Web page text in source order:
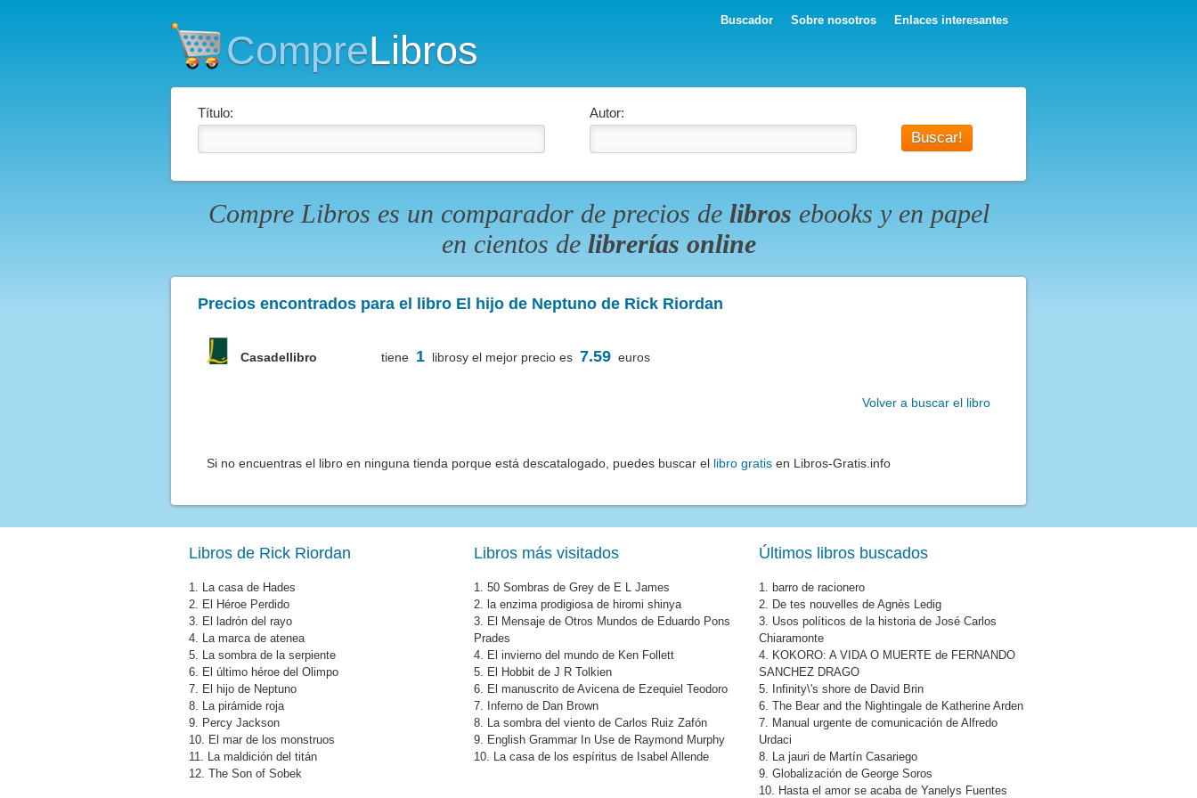
Buscador Sobre nosotros Enlaces interesantes
CompreLibros
Título: Autor:
Compre Libros es un comparador de precios de libros ebooks y en papel
en cientos de librerías online
Precios encontrados para el libro El hijo de Neptuno de Rick Riordan
Casadellibro tiene 1 librosy el mejor precio es 7.59 euros
Volver a buscar el libro
Si no encuentras el libro en ninguna tienda porque está descatalogado, puedes buscar el libro gratis en Libros-Gratis.info
Libros de Rick Riordan
1. La casa de Hades
2. El Héroe Perdido
3. El ladrón del rayo
4. La marca de atenea
5. La sombra de la serpiente
6. El último héroe del Olimpo
7. El hijo de Neptuno
8. La pirámide roja
9. Percy Jackson
10. El mar de los monstruos
11. La maldición del titán
12. The Son of Sobek
Libros más visitados
1. 50 Sombras de Grey de E L James
2. la enzima prodigiosa de hiromi shinya
3. El Mensaje de Otros Mundos de Eduardo Pons
Prades
4. El invierno del mundo de Ken Follett
5. El Hobbit de J R Tolkien
6. El manuscrito de Avicena de Ezequiel Teodoro
7. Inferno de Dan Brown
8. La sombra del viento de Carlos Ruiz Zafón
9. English Grammar In Use de Raymond Murphy
10. La casa de los espíritus de Isabel Allende
Últimos libros buscados
1. barro de racionero
2. De tes nouvelles de Agnès Ledig
3. Usos políticos de la historia de José Carlos
Chiaramonte
4. KOKORO: A VIDA O MUERTE de FERNANDO
SANCHEZ DRAGO
5. Infinity\'s shore de David Brin
6. The Bear and the Nightingale de Katherine Arden
7. Manual urgente de comunicación de Alfredo
Urdaci
8. La jauri de Martín Casariego
9. Globalización de George Soros
10. Hasta el amor se acaba de Yanelys Fuentes